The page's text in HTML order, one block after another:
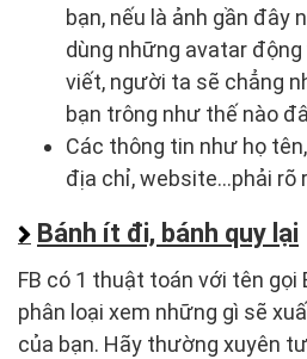
bạn, nếu là ảnh gần đây
dùng những avatar
viết, người ta sẽ chẳng
bạn trông như thế nào
Các thông tin như họ
địa chỉ, website…phải rõ
Bánh ít đi, bánh quy lại
FB có 1 thuật toán với tên gọi
phân loại xem những gì sẽ
của bạn. Hãy thường xuyên